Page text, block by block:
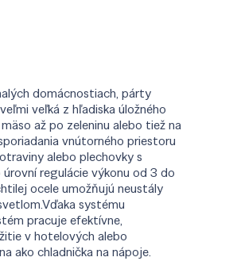
domácnostiach, párty
veľká z hľadiska úložného
až po zeleninu alebo tiež na
vnútorného priestoru
alebo plechovky s
regulácie výkonu od 3 do
ocele umožňujú neustály
systému
pracuje efektívne,
v hotelových alebo
ako chladnička na nápoje.